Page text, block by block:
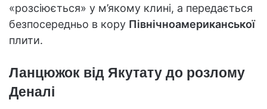
«розсіюється» у м’якому клині, а передається
безпосередньо в кору Північноамериканської
плити.
Ланцюжок від Якутату до розлому
Деналі